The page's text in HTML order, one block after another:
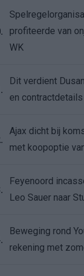
profiteerde van
WK
Dit verdient
en contractdetails
Ajax dicht bij
met koopoptie
Feyenoord
Leo Sauer naar
Beweging rond
rekening met